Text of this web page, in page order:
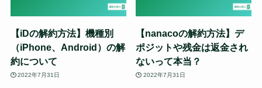
【iDの解約方法】機種別
（iPhone、Android）の解
約について
2022年7月31日
【nanacoの解約方法】デ
ポジットや残金は返金され
ないって本当？
2022年7月31日